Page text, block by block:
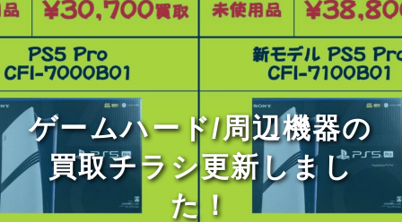
ゲームハード/周辺機器の
買取チラシ更新しまし
た！